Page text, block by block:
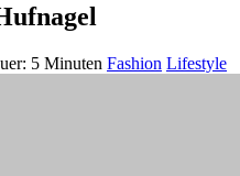
5 Minuten Fashion Lifestyle